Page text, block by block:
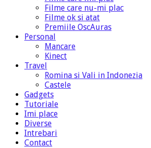
Filme care nu-mi plac
Filme ok si atat
Premiile OscAuras
Personal
Mancare
Kinect
Travel
Romina si Vali in Indonezia
Castele
Gadgets
Tutoriale
Imi place
Diverse
Intrebari
Contact